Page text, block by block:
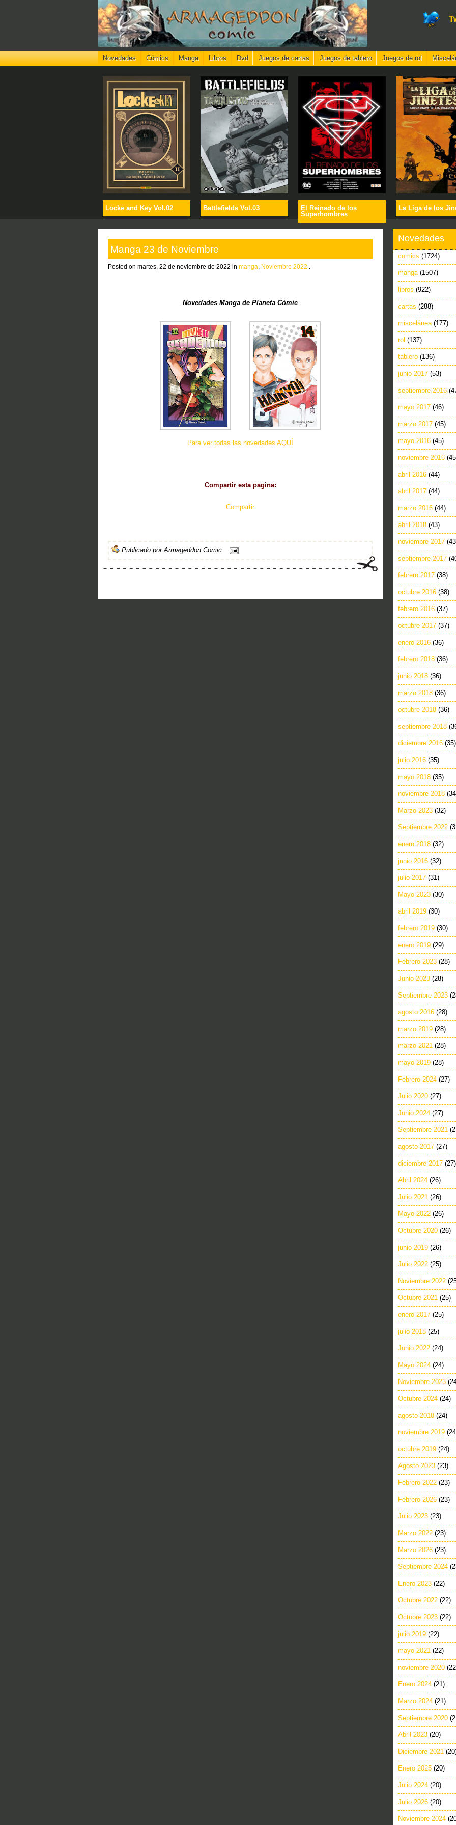
Novedades Cómics Manga Libros Dvd Juegos de cartas Juegos de tablero Juegos de rol
Locke and Key Vol.02 Battlefields Vol.03
El Reinado de los
Superhombres
La Liga de los
Manga 23 de Noviembre
Posted on martes, 22 de noviembre de 2022 in manga Noviembre 2022
Novedades Manga de Planeta Cómic
Para ver todas las novedades AQUÍ
Compartir esta pagina:
Compartir
Publicado porArmageddon Comic
Novedades
comics (1724)
manga (1507)
libros (922)
cartas (288)
miscelánea (177)
rol (137)
tablero (136)
junio 2017 (53)
septiembre 2016
mayo 2017 (46)
marzo 2017 (45)
mayo 2016 (45)
noviembre 2016
abril 2016 (44)
abril 2017 (44)
marzo 2016 (44)
abril 2018 (43)
noviembre 2017
septiembre 2017
febrero 2017 (38)
octubre 2016 (38)
febrero 2016 (37)
octubre 2017 (37)
enero 2016 (36)
febrero 2018 (36)
junio 2018 (36)
marzo 2018 (36)
octubre 2018 (36)
septiembre 2018
diciembre 2016 (35)
julio 2016 (35)
mayo 2018 (35)
noviembre 2018
Marzo 2023 (32)
Septiembre 2022
enero 2018 (32)
junio 2016 (32)
julio 2017 (31)
Mayo 2023 (30)
abril 2019 (30)
febrero 2019 (30)
enero 2019 (29)
Febrero 2023 (28)
Junio 2023 (28)
Septiembre 2023
agosto 2016 (28)
marzo 2019 (28)
marzo 2021 (28)
mayo 2019 (28)
Febrero 2024 (27)
Julio 2020 (27)
Junio 2024 (27)
Septiembre 2021
agosto 2017 (27)
diciembre 2017 (27)
Abril 2024 (26)
Julio 2021 (26)
Mayo 2022 (26)
Octubre 2020 (26)
junio 2019 (26)
Julio 2022 (25)
Noviembre 2022
Octubre 2021 (25)
enero 2017 (25)
julio 2018 (25)
Junio 2022 (24)
Mayo 2024 (24)
Noviembre 2023
Octubre 2024 (24)
agosto 2018 (24)
noviembre 2019
octubre 2019 (24)
Agosto 2023 (23)
Febrero 2022 (23)
Febrero 2026 (23)
Julio 2023 (23)
Marzo 2022 (23)
Marzo 2026 (23)
Septiembre 2024
Enero 2023 (22)
Octubre 2022 (22)
Octubre 2023 (22)
julio 2019 (22)
mayo 2021 (22)
noviembre 2020
Enero 2024 (21)
Marzo 2024 (21)
Septiembre 2020
Abril 2023 (20)
Diciembre 2021
Enero 2025 (20)
Julio 2024 (20)
Julio 2026 (20)
Noviembre 2024